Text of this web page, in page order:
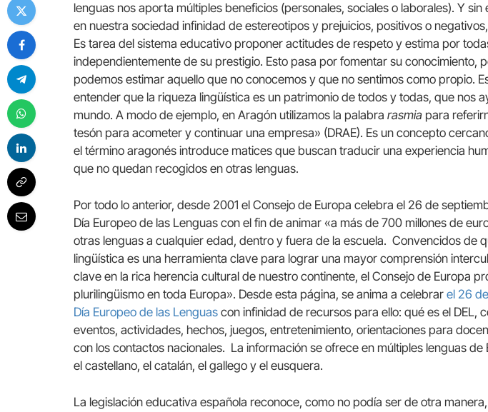
lenguas nos aporta múltiples beneficios (personales, sociales o laborales). Y
en nuestra sociedad infinidad de estereotipos y prejuicios, positivos o
Es tarea del sistema educativo proponer actitudes de respeto y estima por
independientemente de su prestigio. Esto pasa por fomentar su conocimiento,
podemos estimar aquello que no conocemos y que no sentimos como propio.
entender que la riqueza lingüística es un patrimonio de todos y todas, que nos
mundo. A modo de ejemplo, en Aragón utilizamos la palabra rasmia para
tesón para acometer y continuar una empresa» (DRAE). Es un concepto
el término aragonés introduce matices que buscan traducir una experiencia
que no quedan recogidos en otras lenguas.
Por todo lo anterior, desde 2001 el Consejo de Europa celebra el 26 de
Día Europeo de las Lenguas con el fin de animar «a más de 700 millones de
otras lenguas a cualquier edad, dentro y fuera de la escuela. Convencidos de
lingüística es una herramienta clave para lograr una mayor comprensión
clave en la rica herencia cultural de nuestro continente, el Consejo de Europa
plurilingüismo en toda Europa». Desde esta página, se anima a celebrar el 26
Día Europeo de las Lenguas con infinidad de recursos para ello: qué es el DEL,
eventos, actividades, hechos, juegos, entretenimiento, orientaciones para
con los contactos nacionales. La información se ofrece en múltiples lenguas de
el castellano, el catalán, el gallego y el eusquera.
La legislación educativa española reconoce, como no podía ser de otra